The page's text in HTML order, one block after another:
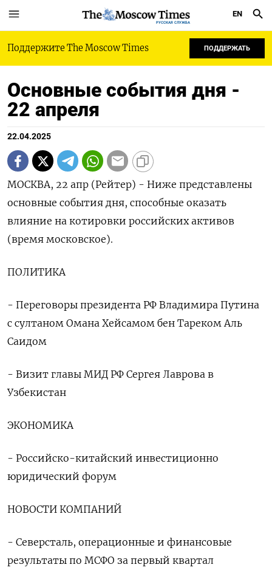
РУССКАЯ СЛУЖБА
EN
Поддержите The Moscow Times ПОДДЕРЖАТЬ
Основные события дня -
22 апреля
22.04.2025
МОСКВА, 22 апр (Рейтер) - Ниже представлены
основные события дня, способные оказать
влияние на котировки российских активов
(время московское).
ПОЛИТИКА
- Переговоры президента РФ Владимира Путина
с султаном Омана Хейсамом бен Тареком Аль
Саидом
- Визит главы МИД РФ Сергея Лаврова в
Узбекистан
ЭКОНОМИКА
- Российско-китайский инвестиционно
юридический форум
НОВОСТИ КОМПАНИЙ
- Северсталь, операционные и финансовые
результаты по МСФО за первый квартал